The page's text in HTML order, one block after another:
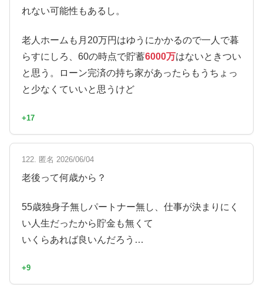
れない可能性もあるし。
老人ホームも月20万円はゆうにかかるので一人で暮
らすにしろ、60の時点で貯蓄6000万はないときつい
と思う。ローン完済の持ち家があったらもうちょっ
と少なくていいと思うけど
+17
122. 匿名 2026/06/04
老後って何歳から？
55歳独身子無しパートナー無し、仕事が決まりにく
い人生だったから貯金も無くて
いくらあれば良いんだろう…
+9